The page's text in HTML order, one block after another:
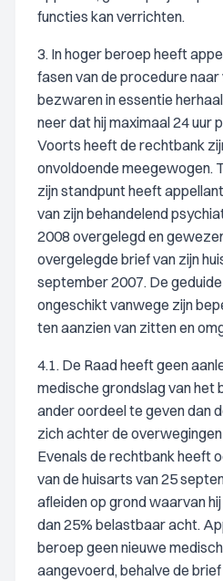
functies kan verrichten.
3. In hoger beroep heeft
fasen van de procedure
bezwaren in essentie
neer dat hij maximaal 24 uur
Voorts heeft de rechtbank
onvoldoende meegewogen.
zijn standpunt heeft
van zijn behandelend
2008 overgelegd en
overgelegde brief van zijn
september 2007. De
ongeschikt vanwege zijn
ten aanzien van zitten en
4.1. De Raad heeft geen
medische grondslag van het
ander oordeel te geven dan
zich achter de
Evenals de rechtbank heeft
van de huisarts van 25
afleiden op grond waarvan
dan 25% belastbaar acht.
beroep geen nieuwe
aangevoerd, behalve de